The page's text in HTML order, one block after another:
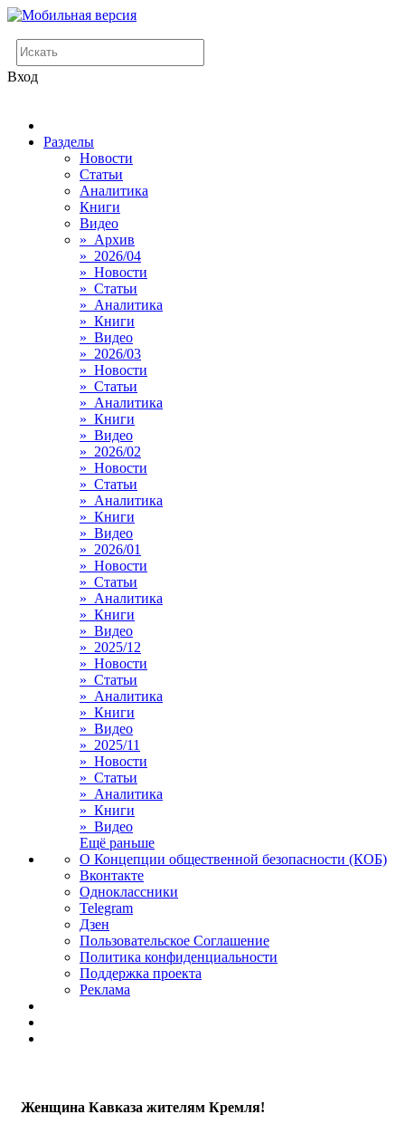
Вход
Разделы
Новости
Статьи
Аналитика
Книги
Видео
» Архив
» 2026/04
» Новости
» Статьи
» Аналитика
» Книги
» Видео
» 2026/03
» Новости
» Статьи
» Аналитика
» Книги
» Видео
» 2026/02
» Новости
» Статьи
» Аналитика
» Книги
» Видео
» 2026/01
» Новости
» Статьи
» Аналитика
» Книги
» Видео
» 2025/12
» Новости
» Статьи
» Аналитика
» Книги
» Видео
» 2025/11
» Новости
» Статьи
» Аналитика
» Книги
» Видео
Ещё раньше
О Концепции общественной безопасности (КОБ)
Вконтакте
Одноклассники
Telegram
Дзен
Пользовательское Соглашение
Политика конфиденциальности
Поддержка проекта
Реклама
Женщина Кавказа жителям Кремля!